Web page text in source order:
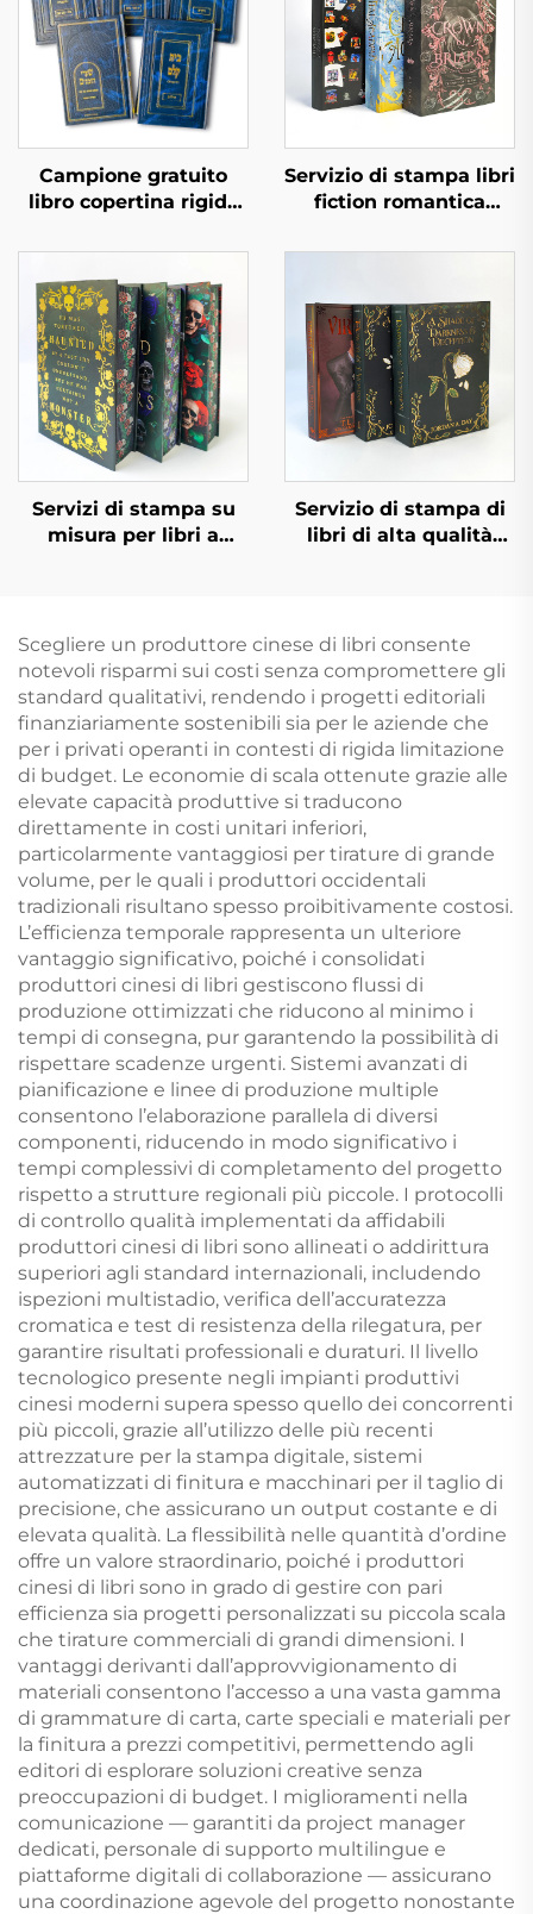
Campione gratuito
libro copertina rigida
rapidi stampa libri in
bulk set di libri
personalizzati con
copertina rigida
servizio di stampa
Servizio di stampa libri
fiction romantica
indipendente
copertina rigida spray
e sovracoperta
Servizi di stampa su
misura per libri a
Servizio di stampa di
libri di alta qualità
quantità con stampa
ai bordi spruzzati
Scegliere un produttore cinese di libri consente
notevoli risparmi sui costi senza compromettere gli
standard qualitativi, rendendo i progetti editoriali
finanziariamente sostenibili sia per le aziende che
per i privati operanti in contesti di rigida limitazione
di budget. Le economie di scala ottenute grazie alle
elevate capacità produttive si traducono
direttamente in costi unitari inferiori,
particolarmente vantaggiosi per tirature di grande
volume, per le quali i produttori occidentali
tradizionali risultano spesso proibitivamente costosi.
L’efficienza temporale rappresenta un ulteriore
vantaggio significativo, poiché i consolidati
produttori cinesi di libri gestiscono flussi di
produzione ottimizzati che riducono al minimo i
tempi di consegna, pur garantendo la possibilità di
rispettare scadenze urgenti. Sistemi avanzati di
pianificazione e linee di produzione multiple
consentono l’elaborazione parallela di diversi
componenti, riducendo in modo significativo i
tempi complessivi di completamento del progetto
rispetto a strutture regionali più piccole. I protocolli
di controllo qualità implementati da affidabili
produttori cinesi di libri sono allineati o addirittura
superiori agli standard internazionali, includendo
ispezioni multistadio, verifica dell’accuratezza
cromatica e test di resistenza della rilegatura, per
garantire risultati professionali e duraturi. Il livello
tecnologico presente negli impianti produttivi
cinesi moderni supera spesso quello dei concorrenti
più piccoli, grazie all’utilizzo delle più recenti
attrezzature per la stampa digitale, sistemi
automatizzati di finitura e macchinari per il taglio di
precisione, che assicurano un output costante e di
elevata qualità. La flessibilità nelle quantità d’ordine
offre un valore straordinario, poiché i produttori
cinesi di libri sono in grado di gestire con pari
efficienza sia progetti personalizzati su piccola scala
che tirature commerciali di grandi dimensioni. I
vantaggi derivanti dall’approvvigionamento di
materiali consentono l’accesso a una vasta gamma
di grammature di carta, carte speciali e materiali per
la finitura a prezzi competitivi, permettendo agli
editori di esplorare soluzioni creative senza
preoccupazioni di budget. I miglioramenti nella
comunicazione — garantiti da project manager
dedicati, personale di supporto multilingue e
piattaforme digitali di collaborazione — assicurano
una coordinazione agevole del progetto nonostante